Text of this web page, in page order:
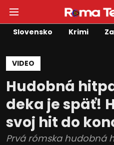
Slovensko Krimi
VIDEO
Hudobná
deka je späť!
svoj hit do
Prvá rómska hudobná